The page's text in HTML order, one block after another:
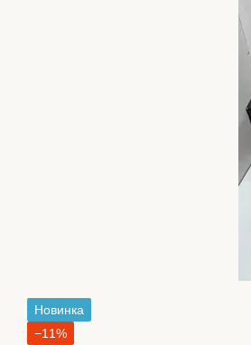
Новинка
−11%